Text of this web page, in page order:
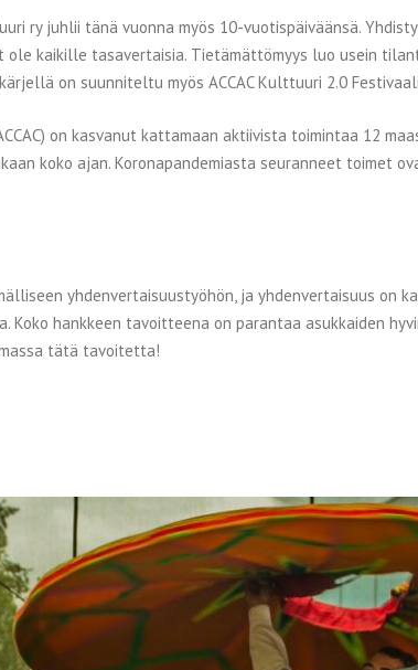
ry juhlii tänä vuonna myös 10-vuotispäiväänsä.
kaikille tasavertaisia. Tietämättömyys luo usein
on suunniteltu myös ACCAC Kulttuuri 2.0
on kasvanut kattamaan aktiivista toimintaa 12
koko ajan. Koronapandemiasta seuranneet toimet
yhdenvertaisuustyöhön, ja yhdenvertaisuus on
Koko hankkeen tavoitteena on parantaa asukkaiden
tätä tavoitetta!